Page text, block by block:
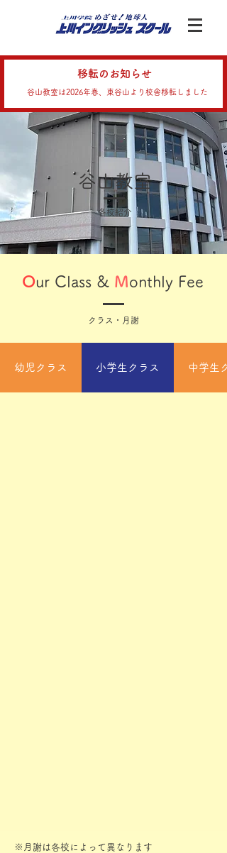
移転のお知らせ
谷山教室は2026年春、東谷山より校舎移転しました
谷山教室
各校紹介
Our Class & Monthly Fee
​クラス・月謝
幼児クラス 小学生クラス 中学生
※月謝は各校によって異なります